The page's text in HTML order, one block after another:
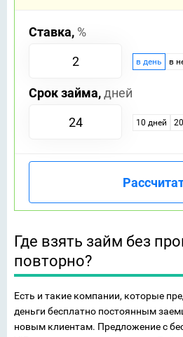
Ставка, %
в день в
Срок займа,дней
10 дней
Где взять займ без
повторно?
Есть и такие компании, которые
деньги бесплатно постоянным
новым клиентам. Предложение с